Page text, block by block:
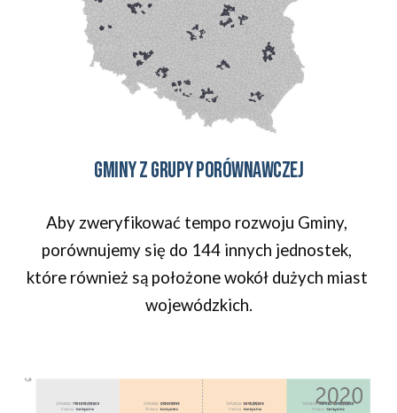
Gminy z grupy porównawczej
Aby zweryfikować tempo rozwoju Gminy,
porównujemy się do 144 innych jednostek,
które również są położone wokół dużych miast
wojewódzkich.